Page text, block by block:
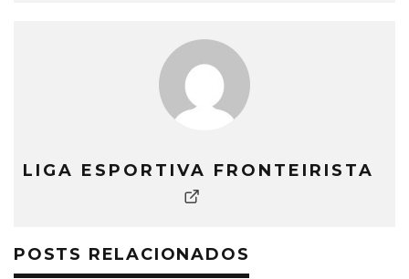
LIGA ESPORTIVA FRONTEIRISTA
POSTS RELACIONADOS